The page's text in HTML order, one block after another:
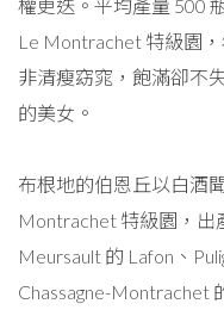
權更迭。平均產量 500
Le Montrachet 特級園
非清瘦窈窕，飽滿卻不
的美女。
布根地的伯恩丘以白酒
Montrachet 特級園，出
Meursault 的 Lafon、
Chassagne-Montrachet